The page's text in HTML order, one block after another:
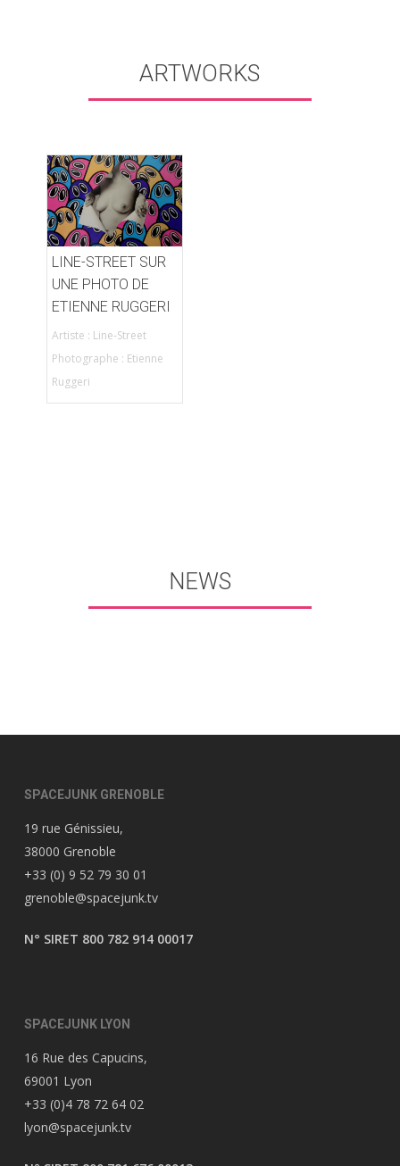
ARTWORKS
LINE-STREET SUR
UNE PHOTO DE
ETIENNE RUGGERI
Artiste : Line-Street
Photographe : Etienne
Ruggeri
NEWS
SPACEJUNK GRENOBLE
19 rue Génissieu,
38000 Grenoble
+33 (0) 9 52 79 30 01
grenoble@spacejunk.tv
N° SIRET 800 782 914 00017
SPACEJUNK LYON
16 Rue des Capucins,
69001 Lyon
+33 (0)4 78 72 64 02
lyon@spacejunk.tv